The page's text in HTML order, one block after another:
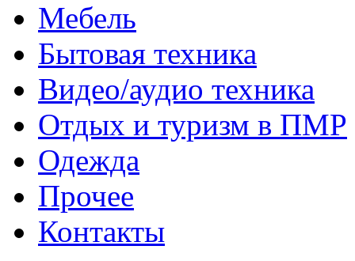
Мебель
Бытовая техника
Видео/аудио техника
Отдых и туризм в ПМР
Одежда
Прочее
Контакты